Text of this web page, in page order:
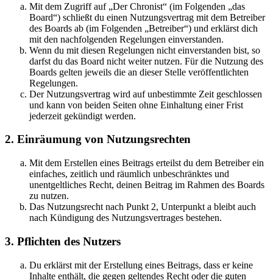
Mit dem Zugriff auf „Der Chronist“ (im Folgenden „das
Board“) schließt du einen Nutzungsvertrag mit dem Betreiber
des Boards ab (im Folgenden „Betreiber“) und erklärst dich
mit den nachfolgenden Regelungen einverstanden.
Wenn du mit diesen Regelungen nicht einverstanden bist, so
darfst du das Board nicht weiter nutzen. Für die Nutzung des
Boards gelten jeweils die an dieser Stelle veröffentlichten
Regelungen.
Der Nutzungsvertrag wird auf unbestimmte Zeit geschlossen
und kann von beiden Seiten ohne Einhaltung einer Frist
jederzeit gekündigt werden.
2. Einräumung von Nutzungsrechten
Mit dem Erstellen eines Beitrags erteilst du dem Betreiber ein
einfaches, zeitlich und räumlich unbeschränktes und
unentgeltliches Recht, deinen Beitrag im Rahmen des Boards
zu nutzen.
Das Nutzungsrecht nach Punkt 2, Unterpunkt a bleibt auch
nach Kündigung des Nutzungsvertrages bestehen.
3. Pflichten des Nutzers
Du erklärst mit der Erstellung eines Beitrags, dass er keine
Inhalte enthält, die gegen geltendes Recht oder die guten